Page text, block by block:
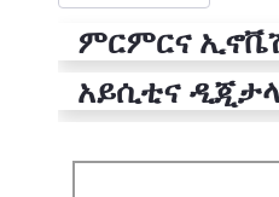
ምርምርና
አይሲቲና